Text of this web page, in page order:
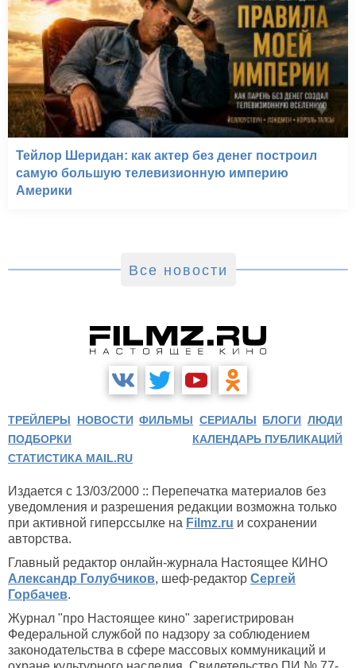
Тейлор Шеридан: как актер без денег построил
самую большую телевизионную империю
Америки
Все новости
ТРЕЙЛЕРЫ НОВОСТИ ФИЛЬМЫ СЕРИАЛЫ БЛОГИ ЛЮДИ
ПОДБОРКИ
КАЛЕНДАРЬ ПУБЛИКАЦИЙ
СТАТИСТИКА MAIL.RU
Издается с 13/03/2000 :: Перепечатка материалов без
уведомления и разрешения редакции возможна только
при активной гиперссылке на Filmz.ru и сохранении
авторства.
Главный редактор онлайн-журнала Настоящее КИНО
Александр Голубчиков, шеф-редактор Сергей
Горбачев.
Журнал "про Настоящее кино" зарегистрирован
Федеральной службой по надзору за соблюдением
законодательства в сфере массовых коммуникаций и